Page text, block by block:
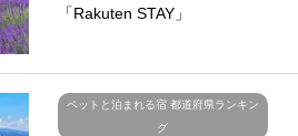
「Rakuten STAY」
ペットと泊まれる宿 都道府県ランキン
グ